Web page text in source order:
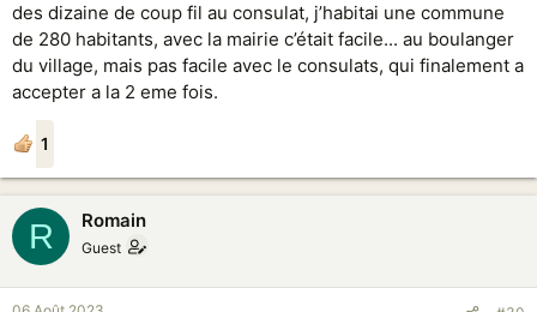
des dizaine de coup fil au consulat, j’habitai une commune
de 280 habitants, avec la mairie c’était facile... au boulanger
du village, mais pas facile avec le consulats, qui finalement a
accepter a la 2 eme fois.
1
R Rоmain
Guest